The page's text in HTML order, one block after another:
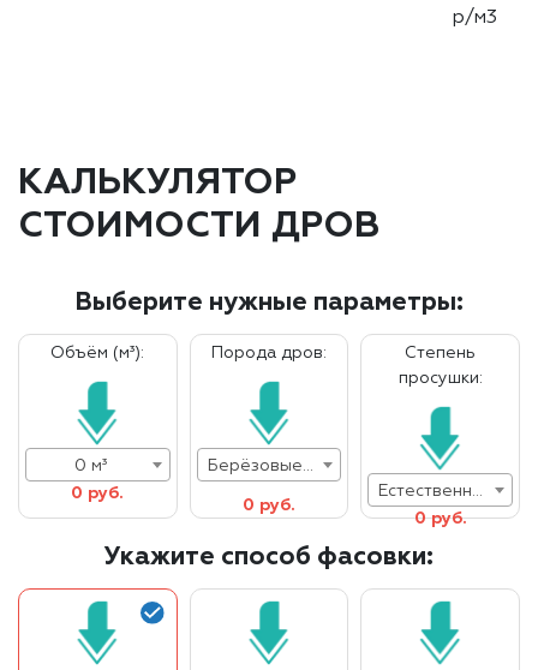
р/м3
КАЛЬКУЛЯТОР
СТОИМОСТИ ДРОВ
Выберите нужные параметры:
Объём (м³):
0 м³
0 руб.
Порода дров:
Берёзовые дрова
0 руб.
Степень
просушки:
Естественная влажность
0 руб.
Укажите способ фасовки: